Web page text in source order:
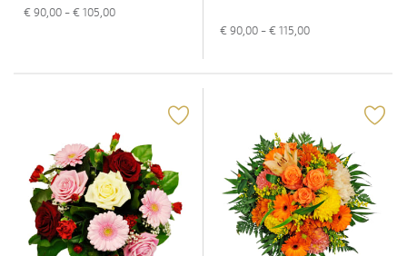
€ 90,00 - € 105,00
€ 90,00 - € 115,00